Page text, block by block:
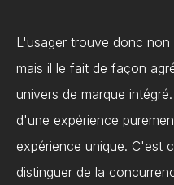
L'usager trouve donc
mais il le fait de façon
univers de marque
d'une expérience
expérience unique. C'est
distinguer de la